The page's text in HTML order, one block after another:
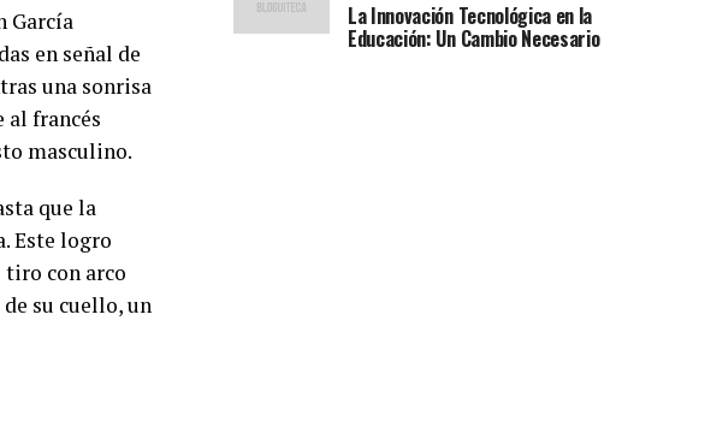
García
en señal de
una sonrisa
al francés
masculino.
que la
Este logro
con arco
su cuello, un
La Innovación Tecnológica en la
Educación: Un Cambio Necesario